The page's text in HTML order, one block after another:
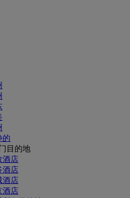
的
目的地
酒店
酒店
酒店
酒店